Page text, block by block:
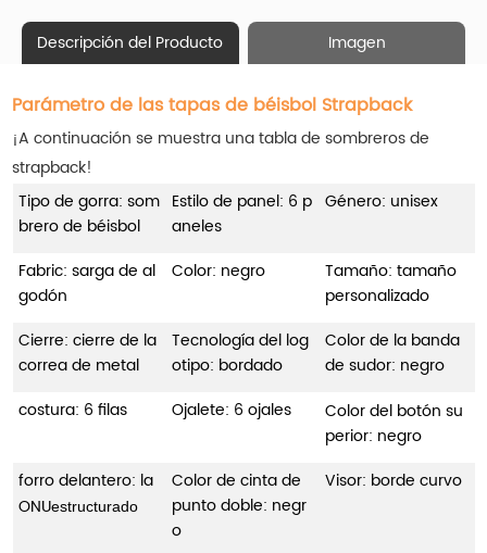
Descripción del Producto Imagen
Parámetro de las tapas de béisbol Strapback
¡A continuación se muestra una tabla de sombreros de
strapback!
Tipo de gorra: som
brero de béisbol
Estilo de panel: 6 p
aneles
Género: unisex
Fabric: sarga de al
godón
Color: negro
Tamaño: tamaño
personalizado
Cierre: cierre de la
correa de metal
Tecnología del log
otipo: bordado
Color de la banda
de sudor: negro
costura: 6 filas
Ojalete: 6 ojales
Color del botón su
perior: negro
forro delantero: la
ONUestructurado
Color de cinta de
punto doble: negr
o
Visor: borde curvo